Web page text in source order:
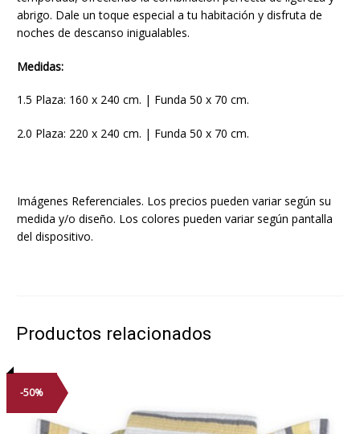
abrigo. Dale un toque especial a tu habitación y disfruta de
noches de descanso inigualables.
Medidas:
1.5 Plaza: 160 x 240 cm. | Funda 50 x 70 cm.
2.0 Plaza: 220 x 240 cm. | Funda 50 x 70 cm.
Imágenes Referenciales. Los precios pueden variar según su
medida y/o diseño. Los colores pueden variar según pantalla
del dispositivo.
Productos relacionados
-50%